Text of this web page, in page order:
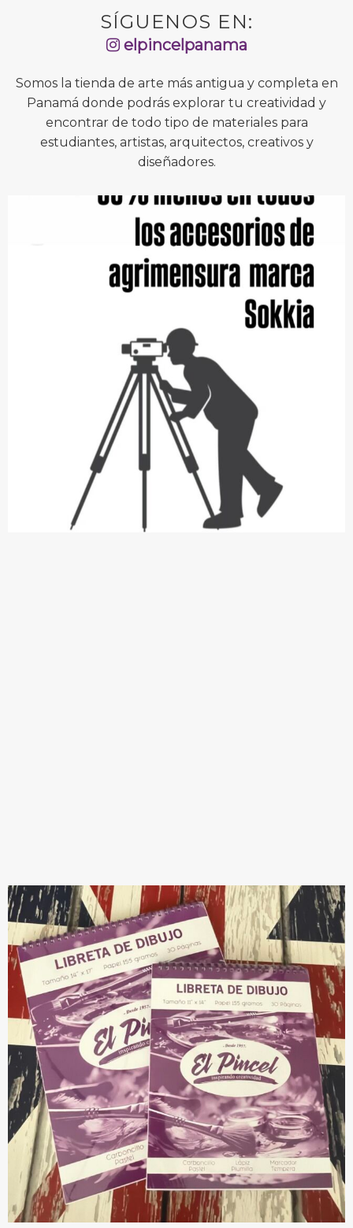
SÍGUENOS EN:
elpincelpanama
Somos la tienda de arte más antigua y completa en
Panamá donde podrás explorar tu creatividad y
encontrar de todo tipo de materiales para
estudiantes, artistas, arquitectos, creativos y
diseñadores.